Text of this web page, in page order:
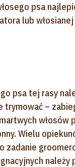
psa
lub
psa tej rasy
trymować –
włosów
Wielu
zadanie
należy